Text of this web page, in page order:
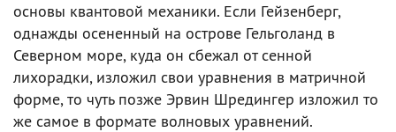
основы квантовой механики. Если Гейзенберг,
однажды осененный на острове Гельголанд в
Северном море, куда он сбежал от сенной
лихорадки, изложил свои уравнения в матричной
форме, то чуть позже Эрвин Шредингер изложил то
же самое в формате волновых уравнений.